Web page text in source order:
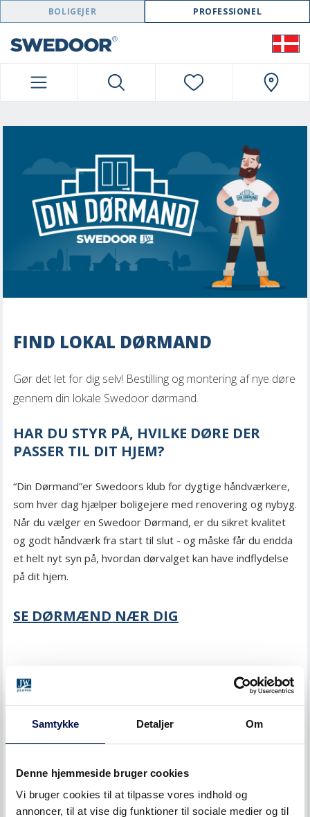
Samtykke Detaljer Om
Denne hjemmeside bruger cookies
Vi bruger cookies til at tilpasse vores indhold og
annoncer, til at vise dig funktioner til sociale medier og til
SWEDOOR NAVIGATION
BOLIGEJER PROFESSIONEL
FIND LOKAL DØRMAND
Gør det let for dig selv! Bestilling og montering af nye døre
gennem din lokale Swedoor dørmand.
HAR DU STYR PÅ, HVILKE DØRE DER
PASSER TIL DIT HJEM?
“Din Dørmand”er Swedoors klub for dygtige håndværkere,
som hver dag hjælper boligejere med renovering og nybyg.
Når du vælger en Swedoor Dørmand, er du sikret kvalitet
og godt håndværk fra start til slut - og måske får du endda
et helt nyt syn på, hvordan dørvalget kan have indflydelse
på dit hjem.
SE DØRMÆND NÆR DIG